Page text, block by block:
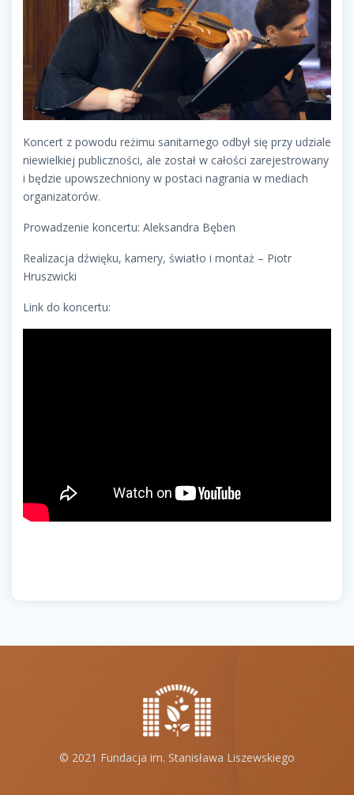
Koncert z powodu reżimu sanitarnego odbył się przy udziale
niewielkiej publiczności, ale został w całości zarejestrowany
i będzie upowszechniony w postaci nagrania w mediach
organizatorów.
Prowadzenie koncertu: Aleksandra Bęben
Realizacja dźwięku, kamery, światło i montaż – Piotr
Hruszwicki
Link do koncertu:
© 2021 Fundacja im. Stanisława Liszewskiego